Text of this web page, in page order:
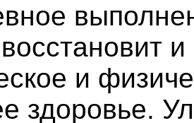
и
здоровье.